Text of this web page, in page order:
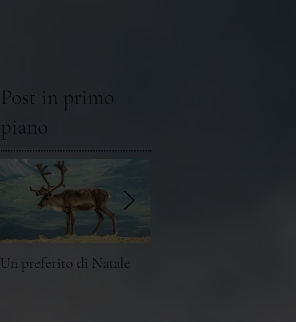
Post in primo
piano
Un preferito di Natale